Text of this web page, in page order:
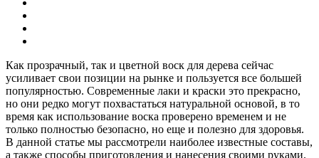
Как прозрачный, так и цветной воск для дерева сейчас
усиливает свои позиции на рынке и пользуется все большей
популярностью. Современные лаки и краски это прекрасно,
но они редко могут похвастаться натуральной основой, в то
время как использование воска проверено временем и не
только полностью безопасно, но еще и полезно для здоровья.
В данной статье мы рассмотрели наиболее известные составы,
а также способы приготовления и нанесения своими руками.